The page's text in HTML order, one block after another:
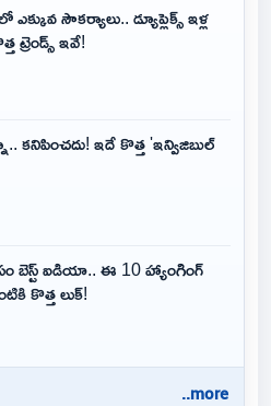
ఎక్కువ సౌకర్యాలు.. డ్యూప్లెక్స్ ఇళ్ల
ట్రెండ్స్ ఇవే!
కనిపించదు! ఇదే కొత్త 'ఇన్విజిబుల్
బెస్ట్ ఐడియా.. ఈ 10 హ్యాంగింగ్
కొత్త లుక్!
..more